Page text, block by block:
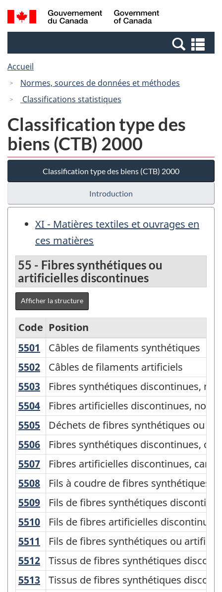
Passer
au
Passer
à
Canada
Recherche
et
et
Accueil
Normes, sources de données et méthodes
Classifications statistiques
Classification type des
biens (CTB) 2000
Classification type des biens (CTB) 2000
Introduction
XI - Matières textiles et ouvrages en
ces matières
55 - Fibres synthétiques ou
artificielles discontinues
Afficher la structure
Classification
type
des
biens
(CTB)
2000
-
Structure
de
la
classification
Code Position
5501
Câbles de filaments synthétiques
Câbles de filaments synthétiques
5502 Câbles de filaments artificiels
Câbles de filaments artificiels
5503 Fibres synthétiques discontinues,
Fibres synthétiques discontinues,
5504 Fibres artificielles discontinues,
Fibres artificielles discontinues, non
5505 Déchets de fibres synthétiques ou
Déchets de fibres synthétiques ou
5506 Fibres synthétiques discontinues,
Fibres synthétiques discontinues,
5507 Fibres artificielles discontinues,
Fibres artificielles discontinues,
5508 Fils à coudre de fibres
Fils à coudre de fibres synthétiques
5509 Fils de fibres synthétiques
Fils de fibres synthétiques
5510 Fils de fibres artificielles
Fils de fibres artificielles
5511
Fils de fibres synthétiques ou
Fils de fibres synthétiques ou
5512 Tissus de fibres synthétiques
Tissus de fibres synthétiques
5513 Tissus de fibres synthétiques
Tissus de fibres synthétiques